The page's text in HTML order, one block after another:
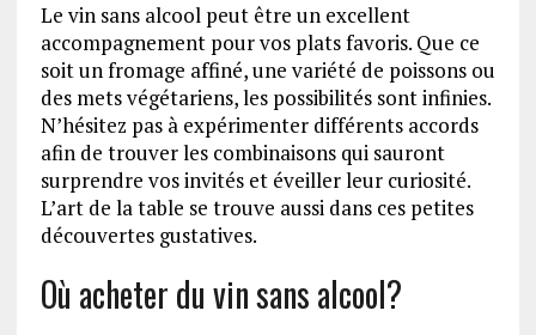
Le vin sans alcool peut être un excellent
accompagnement pour vos plats favoris. Que ce
soit un fromage affiné, une variété de poissons ou
des mets végétariens, les possibilités sont infinies.
N’hésitez pas à expérimenter différents accords
afin de trouver les combinaisons qui sauront
surprendre vos invités et éveiller leur curiosité.
L’art de la table se trouve aussi dans ces petites
découvertes gustatives.
Où acheter du vin sans alcool?